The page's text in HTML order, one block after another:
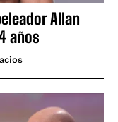
Allan
años